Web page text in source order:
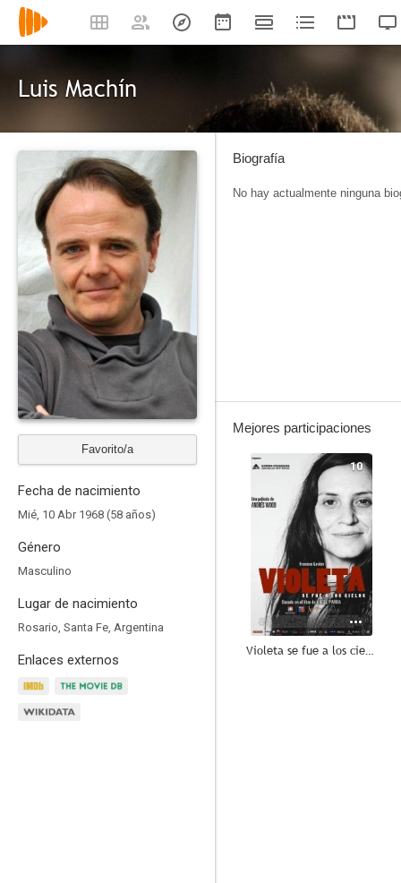
Luis Machín
Favorito/a
Fecha de nacimiento
Mié, 10 Abr 1968 (58 años)
Género
Masculino
Lugar de nacimiento
Rosario, Santa Fe, Argentina
Enlaces externos
Biografía
No hay actualmente ninguna
Mejores participaciones
10
Violeta se fue a los cielos